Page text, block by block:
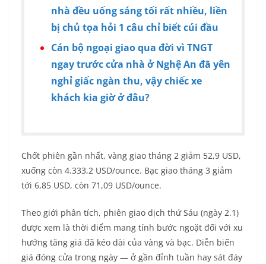
nhà đều uống sáng tối rất nhiều, liền
bị chủ tọa hỏi 1 câu chỉ biết cúi đầu
Cán bộ ngoại giao qua đời vì TNGT
ngay trước cửa nhà ở Nghệ An đã yên
nghỉ giấc ngàn thu, vậy chiếc xe
khách kia giờ ở đâu?
Chốt phiên gần nhất, vàng giao tháng 2 giảm 52,9 USD,
xuống còn 4.333,2 USD/ounce. Bạc giao tháng 3 giảm
tới 6,85 USD, còn 71,09 USD/ounce.
Theo giới phân tích, phiên giao dịch thứ Sáu (ngày 2.1)
được xem là thời điểm mang tính bước ngoặt đối với xu
hướng tăng giá đã kéo dài của vàng và bạc. Diễn biến
giá đóng cửa trong ngày — ở gần đỉnh tuần hay sát đáy